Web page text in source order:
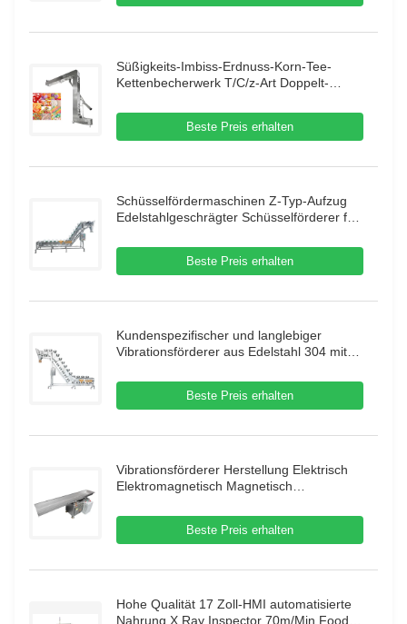
Süßigkeits-Imbiss-Erdnuss-Korn-Tee-
Kettenbecherwerk T/C/z-Art Doppelt-
Beste Preis erhalten
Schüsselfördermaschinen Z-Typ-Aufzug
Edelstahlgeschrägter Schüsselförderer für
Beste Preis erhalten
Kundenspezifischer und langlebiger
Vibrationsförderer aus Edelstahl 304 mit
Granulatförderung
Beste Preis erhalten
Vibrationsförderer Herstellung Elektrisch
Elektromagnetisch Magnetisch
Hubförderer
Beste Preis erhalten
Hohe Qualität 17 Zoll-HMI automatisierte
Nahrung X Ray Inspector 70m/Min Food X